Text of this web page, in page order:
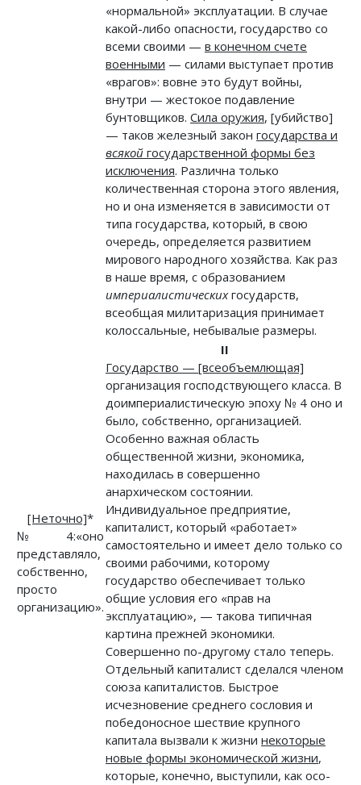
«нормальной» эксплуатации. В случае
какой-либо опасности, государство со
всеми своими — в конечном счете
военными — силами выступает против
«врагов»: вовне это будут войны,
внутри — жестокое подавление
бунтовщиков. Сила оружия, [убийство]
— таков железный закон государства и
всякой государственной формы без
исключения. Различна только
количественная сторона этого явления,
но и она изменяется в зависимости от
типа государства, который, в свою
очередь, определяется развитием
мирового народного хозяйства. Как раз
в наше время, с образованием
империалистическихгосударств,
всеобщая милитаризация принимает
колоссальные, небывалые размеры.
[Неточно]*
№ 4:«оно
представляло,
собственно,
просто
организацию».
II
Государство — [всеобъемлющая]
организация господствующего класса. В
доимпериалистическую эпоху № 4 оно и
было, собственно, организацией.
Особенно важная область
общественной жизни, экономика,
находилась в совершенно
анархическом состоянии.
Индивидуальное предприятие,
капиталист, который «работает»
самостоятельно и имеет дело только со
своими рабочими, которому
государство обеспечивает только
общие условия его «прав на
эксплуатацию», — такова типичная
картина прежней экономики.
Совершенно по-другому стало теперь.
Отдельный капиталист сделался членом
союза капиталистов. Быстрое
исчезновение среднего сословия и
победоносное шествие крупного
капитала вызвали к жизни некоторые
новые формы экономической жизни,
которые, конечно, выступили, как осо-